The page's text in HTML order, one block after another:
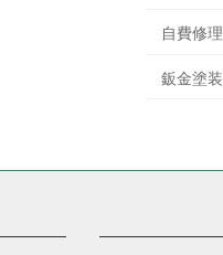
自費修理
鈑金塗装